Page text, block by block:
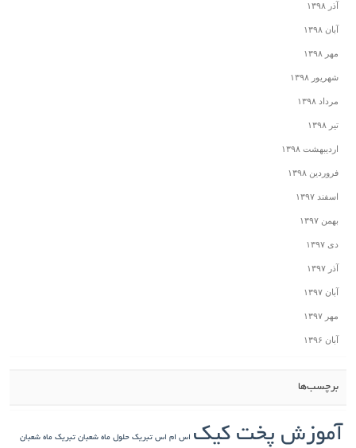
آذر ۱۳۹۸
آبان ۱۳۹۸
مهر ۱۳۹۸
شهریور ۱۳۹۸
مرداد ۱۳۹۸
تیر ۱۳۹۸
اردیبهشت ۱۳۹۸
فروردین ۱۳۹۸
اسفند ۱۳۹۷
بهمن ۱۳۹۷
دی ۱۳۹۷
آذر ۱۳۹۷
آبان ۱۳۹۷
مهر ۱۳۹۷
آبان ۱۳۹۶
برچسب‌ها
آموزش پخت کیک اس ام اس تبریک حلول ماه شعبان تبریک ماه شعبان